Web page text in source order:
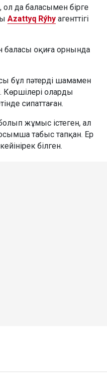
да баласымен бірге
Azattyq Rýhy агенттігі
баласы оқиға орнында
бұл пәтерді шамамен
Көршілері оларды
сипаттаған.
жұмыс істеген, ал
табыс тапқан. Ер
білген.